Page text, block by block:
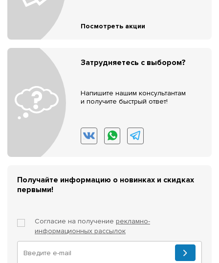
Посмотреть акции
Затрудняетесь с выбором?
Напишите нашим консультантам
и получите быстрый ответ!
Получайте информацию о новинках и скидках
первыми!
Согласие на получение рекламно-
информационных рассылок